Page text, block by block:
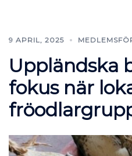
9 APRIL, 2025
Uppländska
fokus när